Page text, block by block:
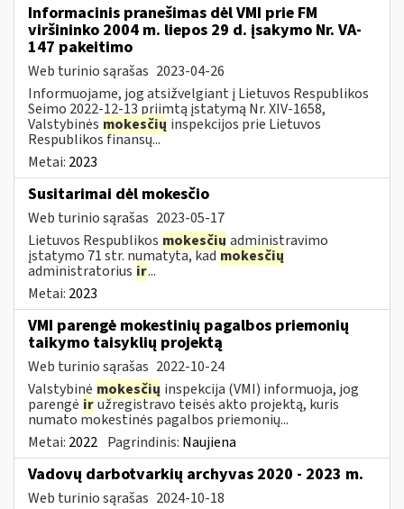
Informacinis pranešimas dėl VMI prie FM
viršininko 2004 m. liepos 29 d. įsakymo Nr. VA-
147 pakeitimo
Web turinio sąrašas 2023-04-26
Informuojame, jog atsižvelgiant į Lietuvos Respublikos
Seimo 2022-12-13 priimtą įstatymą Nr. XIV-1658,
Valstybinės mokesčių inspekcijos prie Lietuvos
Respublikos finansų...
Metai: 2023
Susitarimai dėl mokesčio
Web turinio sąrašas 2023-05-17
Lietuvos Respublikos mokesčių administravimo
įstatymo 71 str. numatyta, kadmokesčių
administratorius ir...
Metai: 2023
VMI parengė mokestinių pagalbos priemonių
taikymo taisyklių projektą
Web turinio sąrašas 2022-10-24
Valstybinė mokesčių inspekcija (VMI) informuoja, jog
parengė iružregistravo teisės akto projektą, kuris
numato mokestinės pagalbos priemonių...
Metai: 2022 Pagrindinis: Naujiena
Vadovų darbotvarkių archyvas 2020 - 2023 m.
Web turinio sąrašas 2024-10-18